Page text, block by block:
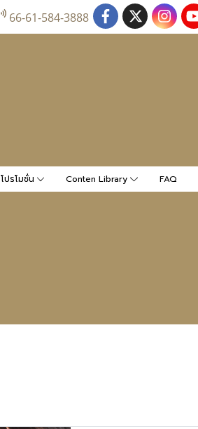
66-61-584-3888
โปรโมชั่น Conten Library FAQ